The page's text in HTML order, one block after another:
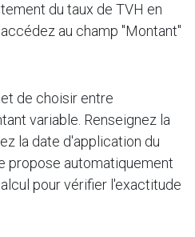
du taux de TVH en
au champ "Montant"
de choisir entre
variable. Renseignez la
la date d'application du
propose automatiquement
pour vérifier l'exactitude